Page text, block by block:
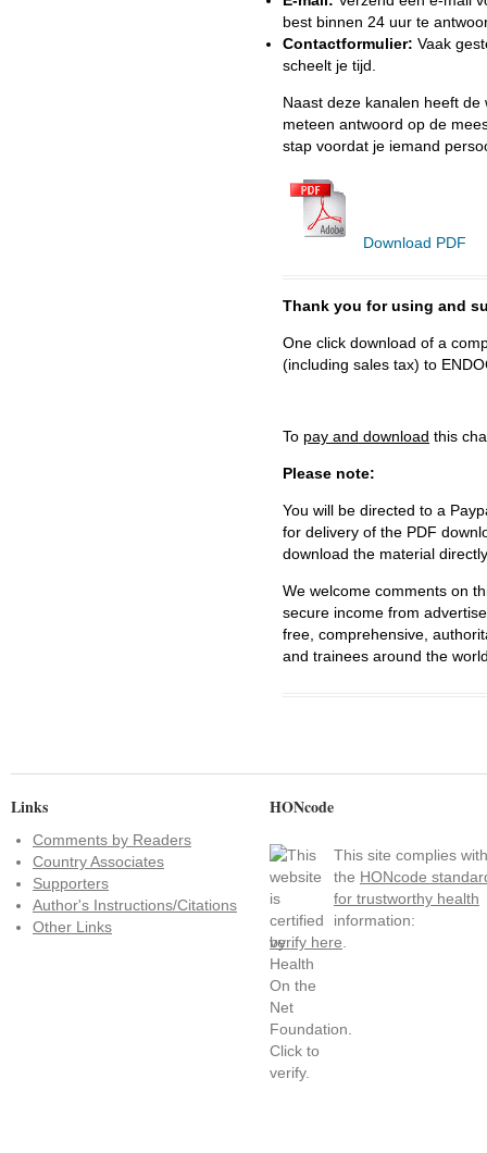
best binnen 24 uur te
Contactformulier: Vaak
scheelt je tijd.
Naast deze kanalen heeft
meteen antwoord op de
stap voordat je iemand
Download PDF
Thank you for using and
One click download of a
(including sales tax) to
To pay and download this
Please note:
You will be directed to a
for delivery of the PDF
download the material
We welcome comments on
secure income from
free, comprehensive,
and trainees around the
Links
Comments by Readers
Country Associates
Supporters
Author's Instructions/Citations
Other Links
HONcode
This site complies with
the HONcode
for trustworthy health
information:
verify here